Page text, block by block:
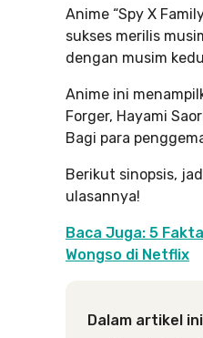
Anime “Spy X
sukses merilis
dengan musim
Anime ini
Forger, Hayami
Bagi para
Berikut sinopsis,
ulasannya!
Baca Juga: 5
Wongso di Netflix
Dalam artikel ini